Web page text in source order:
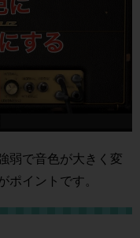
弱で音色が大きく変
イントです。